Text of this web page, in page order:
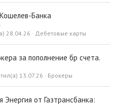
Банка
Дебетовые карты
28.04.26
за пополнение бр счета.
Брокеры
13.07.26
от Газтрансбанка: